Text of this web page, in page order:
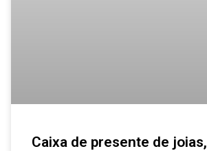
Caixa de presente de joias,